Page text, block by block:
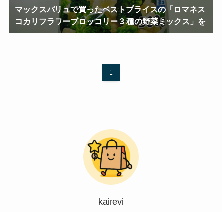
マックスバリュで買ったベストプライスの「ロマネス
コカリフラワーブロッコリー 3 種の野菜ミックス」を
1
kairevi